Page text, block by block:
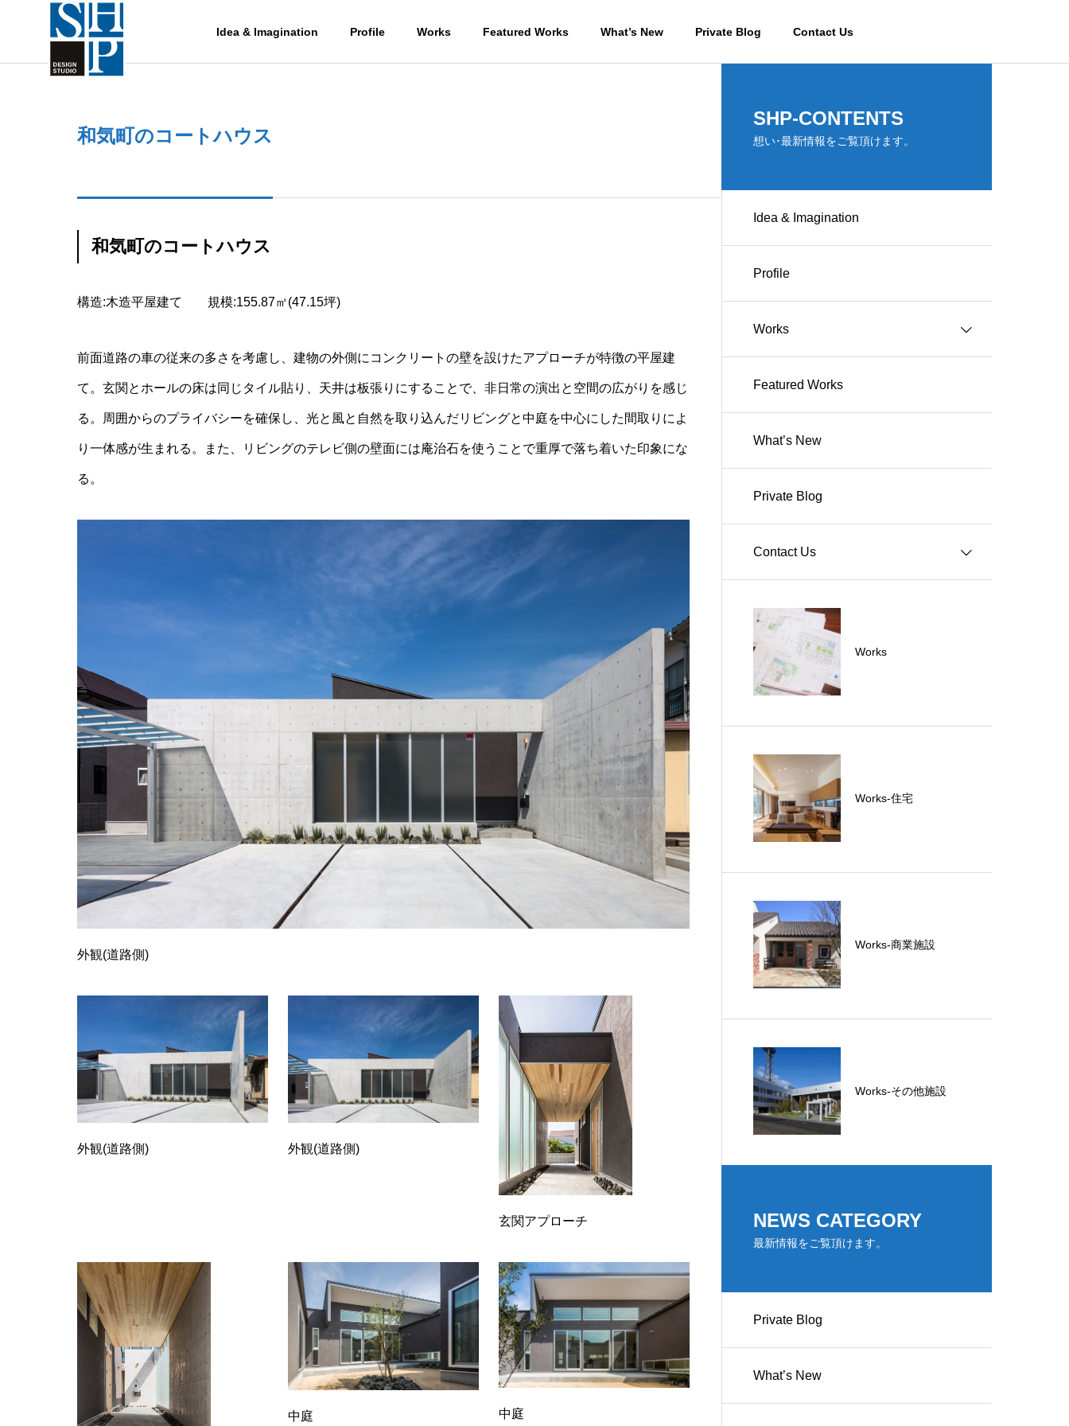
Idea & Imagination Profile Works Featured Works What’s New Private Blog Contact Us
作品集
和気町のコートハウス
和気町のコートハウス
構造:木造平屋建て 規模:155.87㎡(47.15坪)
前面道路の車の従来の多さを考慮し、建物の外側にコンクリートの壁を設けたアプローチが特徴の平屋建
て。玄関とホールの床は同じタイル貼り、天井は板張りにすることで、非日常の演出と空間の広がりを感じ
る。周囲からのプライバシーを確保し、光と風と自然を取り込んだリビングと中庭を中心にした間取りによ
り一体感が生まれる。また、リビングのテレビ側の壁面には庵治石を使うことで重厚で落ち着いた印象にな
る。
外観(道路側)
外観(道路側) 外観(道路側)
玄関アプローチ
中庭 中庭
SHP-CONTENTS
想い･最新情報をご覧頂けます。
Idea & Imagination
Profile
Works
Works-住宅
Works-商業施設
Works-その他施設
Featured Works
What’s New
Private Blog
Contact Us
Q＆A
Works
Works-住宅
Works-商業施設
Works-その他施設
NEWS CATEGORY
最新情報をご覧頂けます。
Private Blog
What’s New